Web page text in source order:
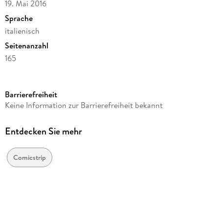
19. Mai 2016
Sprache
italienisch
Seitenanzahl
165
Autor/Autorin
Übersetzung
Verlag/Hersteller
Franco Cosimo Panini
Barrierefreiheit
Keine Information zur Barrierefreiheit bekannt
Entdecken Sie mehr
Comicstrip